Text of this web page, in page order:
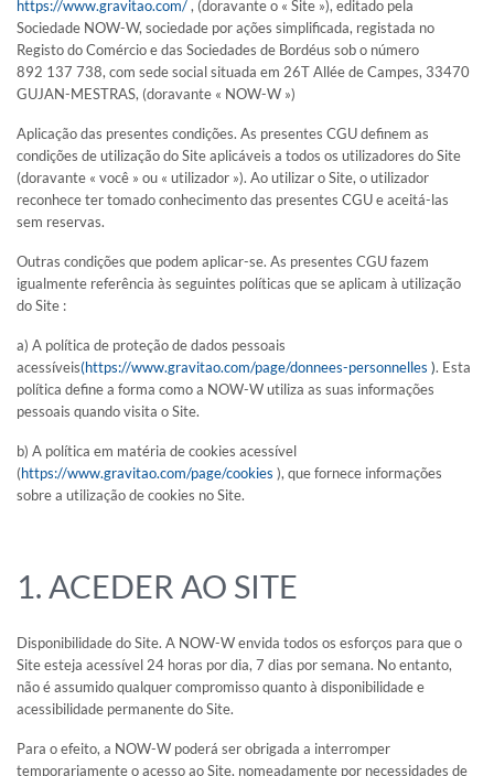
VENDER
Você é proprietário de um hotel ou um camping e deseja colocar
seu estabelecimento à venda.
PEÇA UM COMPROMISSO
Encontre um consultor GRAVITAO para implementar o seu
QUANTO VALE A MINHA EMPRESA
NO MERCADO, HOJE?
Faça uma avaliação do valor do seu hotel ou camping por
profissionais especializados.
Com a GRAVITAO, as avaliações de valor não lhe custam
JUNTAR-SE À GRAVITAO
regularmente novos colaboradores.
GRAVIDADE E VOCÊ
ENTRE EM CONTATO CONOSCO
https://www.gravitao.com/, (doravante o « Site »), editado pela
Sociedade NOW-W, sociedade por ações simplificada, registada no
Registo do Comércio e das Sociedades de Bordéus sob o número
892 137 738, com sede social situada em 26T Allée de Campes, 33470
GUJAN-MESTRAS, (doravante « NOW-W »)
Aplicação das presentes condições. As presentes CGU definem as
condições de utilização do Site aplicáveis a todos os utilizadores do Site
(doravante « você » ou « utilizador »). Ao utilizar o Site, o utilizador
reconhece ter tomado conhecimento das presentes CGU e aceitá-las
sem reservas.
Outras condições que podem aplicar-se. As presentes CGU fazem
igualmente referência às seguintes políticas que se aplicam à utilização
do Site :
a) A política de proteção de dados pessoais
acessíveis(https://www.gravitao.com/page/donnees-personnelles ). Esta
política define a forma como a NOW-W utiliza as suas informações
pessoais quando visita o Site.
b) A política em matéria de cookies acessível
(https://www.gravitao.com/page/cookies ), que fornece informações
sobre a utilização de cookies no Site.
1. ACEDER AO SITE
Disponibilidade do Site. A NOW-W envida todos os esforços para que o
Site esteja acessível 24 horas por dia, 7 dias por semana. No entanto,
não é assumido qualquer compromisso quanto à disponibilidade e
acessibilidade permanente do Site.
Para o efeito, a NOW-W poderá ser obrigada a interromper
temporariamente o acesso ao Site, nomeadamente por necessidades de